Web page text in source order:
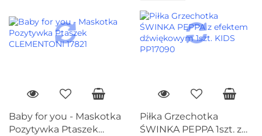
Baby for you - Maskotka
Pozytywka Ptaszek
Piłka Grzechotka
ŚWINKA PEPPA 1szt. z